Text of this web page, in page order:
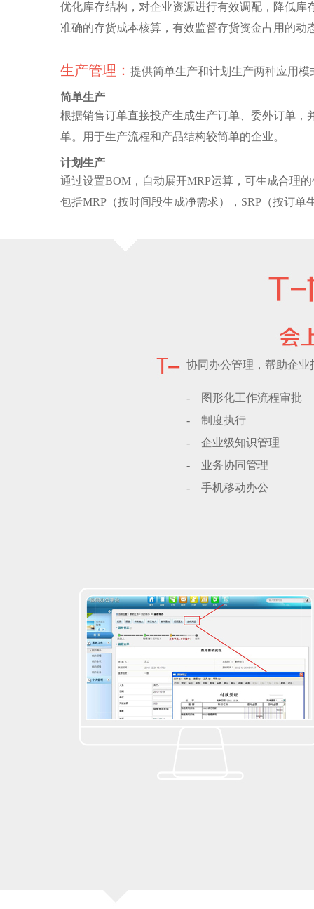
优化库存结构，对企业资源进行有效调配，降低库
准确的存货成本核算，有效监督存货资金占用的动
生产管理： 提供简单生产和计划生产两种应用模
简单生产
根据销售订单直接投产生成生产订单、委外订单，
单。用于生产流程和产品结构较简单的企业。
计划生产
通过设置BOM，自动展开MRP运算，可生成合理
包括MRP（按时间段生成净需求），SRP（按订单
协同办公管理，帮助企
-图形化工作流程审批
-制度执行
-企业级知识管理
-业务协同管理
-手机移动办公